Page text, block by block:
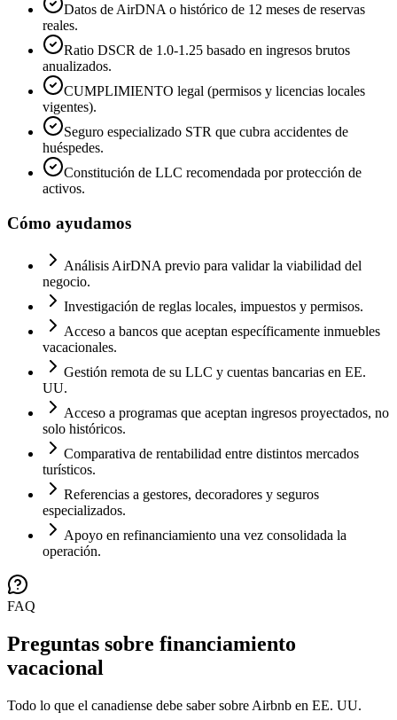
Datos de AirDNA o histórico de 12 meses de reservas
reales.
Ratio DSCR de 1.0-1.25 basado en ingresos brutos
anualizados.
CUMPLIMIENTO legal (permisos y licencias locales
vigentes).
Seguro especializado STR que cubra accidentes de
huéspedes.
Constitución de LLC recomendada por protección de
activos.
Cómo ayudamos
Análisis AirDNA previo para validar la viabilidad del
negocio.
Investigación de reglas locales, impuestos y permisos.
Acceso a bancos que aceptan específicamente inmuebles
vacacionales.
Gestión remota de su LLC y cuentas bancarias en EE.
UU.
Acceso a programas que aceptan ingresos proyectados, no
solo históricos.
Comparativa de rentabilidad entre distintos mercados
turísticos.
Referencias a gestores, decoradores y seguros
especializados.
Apoyo en refinanciamiento una vez consolidada la
operación.
FAQ
Preguntas sobre financiamiento
vacacional
Todo lo que el canadiense debe saber sobre Airbnb en EE. UU.